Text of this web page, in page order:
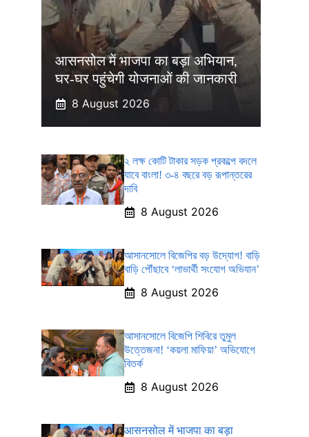
आसनसोल में भाजपा का बड़ा अभियान,
घर-घर पहुंचेगी योजनाओं की जानकारी
8 August 2026
২ লক্ষ কোটি টাকার সড়ক প্রকল্পে বদলে
যাবে বাংলা! ৩-৪ বছরে বড় রূপান্তরের
দাবি
8 August 2026
আসানসোলে বিজেপির বড় উদ্যোগ! বাড়ি
বাড়ি পৌঁছাবে ‘লাভার্থী সংযোগ অভিযান’
8 August 2026
আসানসোলে বিজেপি শিবিরে তুমুল
উত্তেজনা! ‘কয়লা মাফিয়া’ অভিযোগে
বিতর্ক
8 August 2026
आसनसोल में भाजपा का बड़ा